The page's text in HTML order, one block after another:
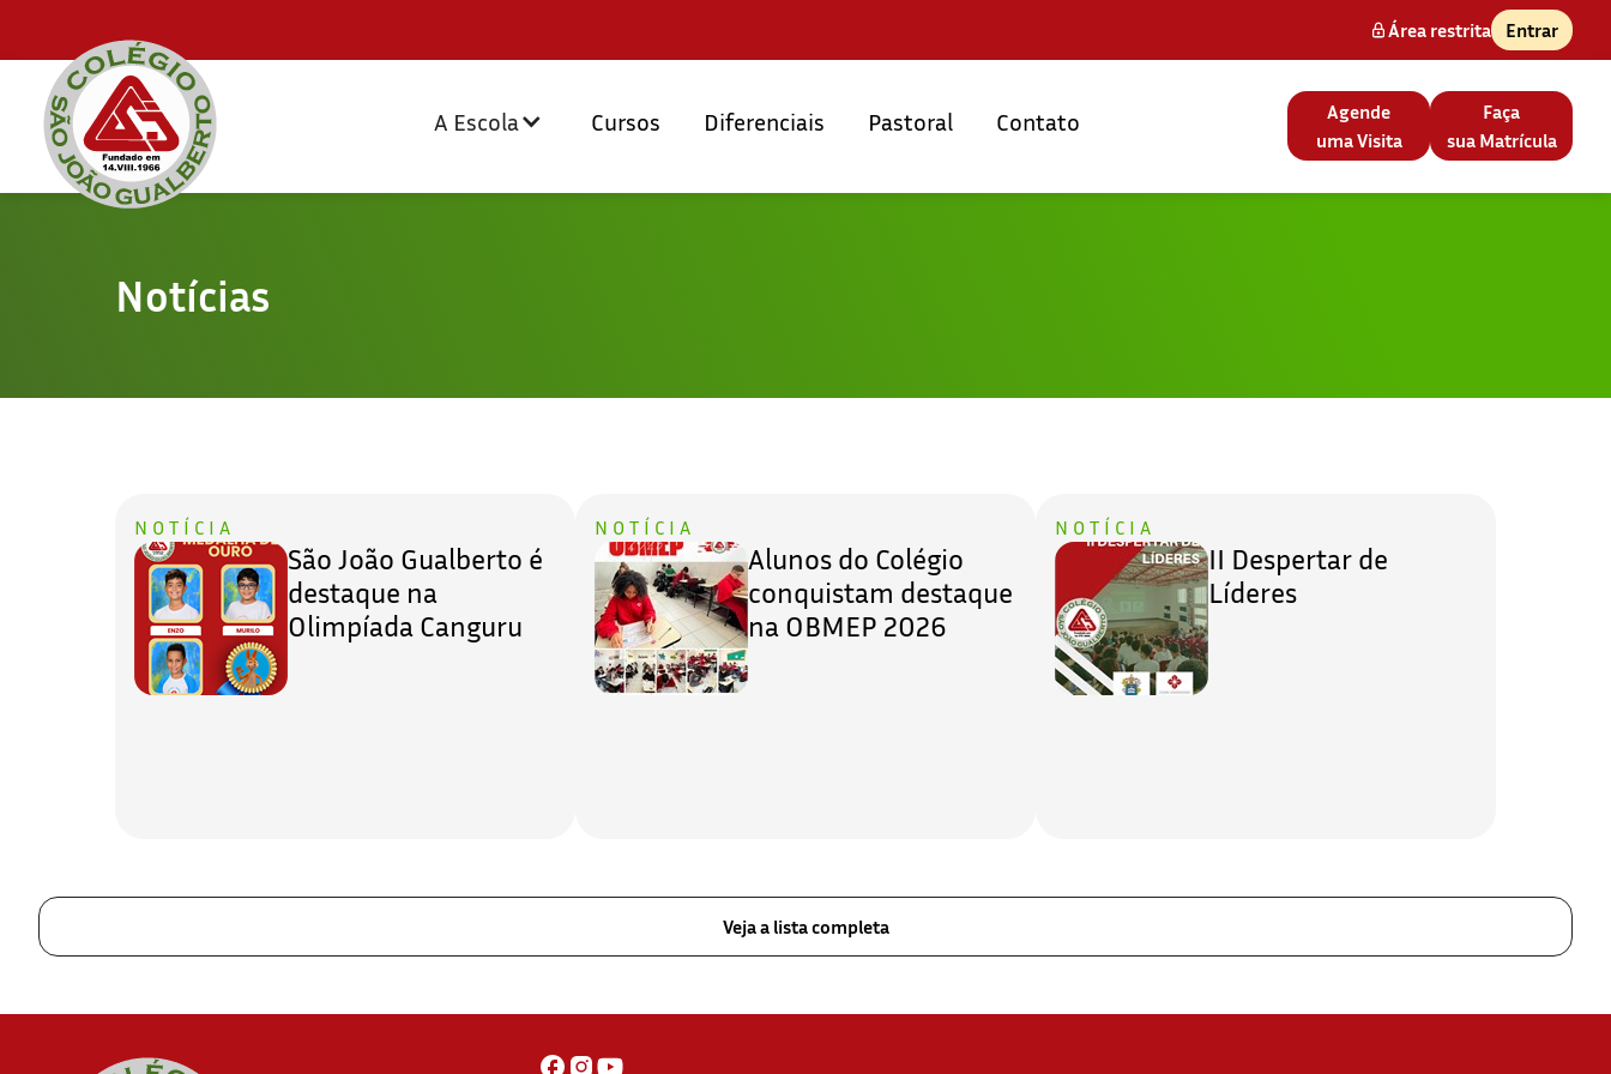
Área restrita Entrar
A Escola Cursos Diferenciais Pastoral Contato
Agende
uma Visita
Faça
sua Matrícula
Notícias
NOTÍCIA
São João Gualberto é
destaque na
Olimpíada Canguru
NOTÍCIA
Alunos do Colégio
conquistam destaque
na OBMEP 2026
NOTÍCIA
II Despertar de
Líderes
Veja a lista completa